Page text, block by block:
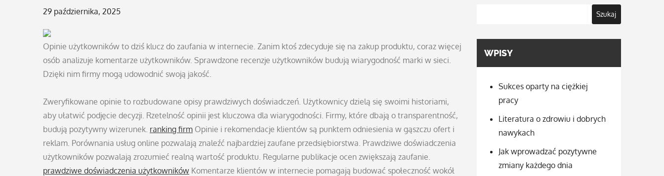
Posted
29 października, 2025
Opinie użytkowników to dziś klucz do zaufania w internecie. Zanim ktoś zdecyduje się na zakup produktu, coraz więcej
osób analizuje komentarze użytkowników. Sprawdzone recenzje użytkowników budują wiarygodność marki w sieci.
Dzięki nim firmy mogą udowodnić swoją jakość.
Zweryfikowane opinie to rozbudowane opisy prawdziwych doświadczeń. Użytkownicy dzielą się swoimi historiami,
aby ułatwić podjęcie decyzji. Rzetelność opinii jest kluczowa dla wiarygodności. Firmy, które dbają o transparentność,
budują pozytywny wizerunek. ranking firm Opinie i rekomendacje klientów są punktem odniesienia w gąszczu ofert i
reklam. Porównania usług online pozwalają znaleźć najbardziej zaufane przedsiębiorstwa. Prawdziwe doświadczenia
użytkowników pozwalają zrozumieć realną wartość produktu. Regularne publikacje ocen zwiększają zaufanie.
prawdziwe doświadczenia użytkowników Komentarze klientów w internecie pomagają budować społeczność wokół
Szukaj
WPISY
Sukces oparty na ciężkiej
pracy
Literatura o zdrowiu i dobrych
nawykach
Jak wprowadzać pozytywne
zmiany każdego dnia